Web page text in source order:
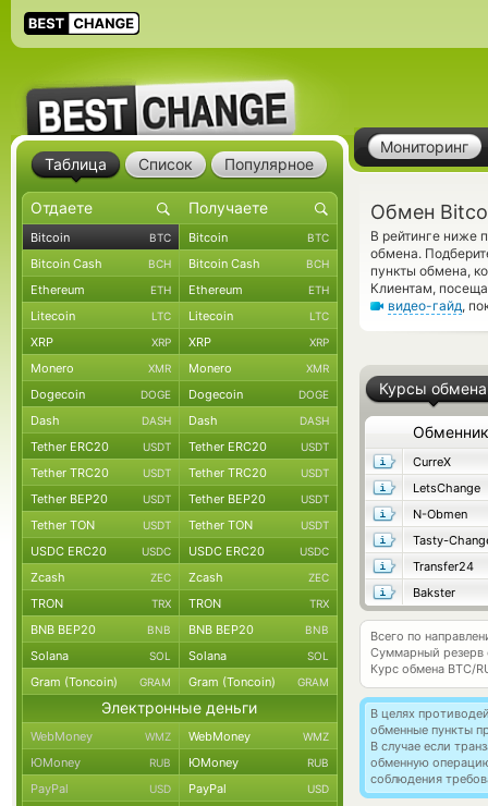
Мониторинг
Обмен
В рейтинге ниже
обмена.
пункты обмена,
Клиентам,
видео-гайд,
Курсы обмена
Обменник
CurreX
LetsChange
N-Obmen
Tasty-
Transfer24
Bakster
Всего по
Суммарный резерв
Курс обмена BTC/
В целях
обменные пункты
В случае если
обменную
соблюдения
Таблица Список Популярное
Bitcoin BTC Bitcoin BTC
Bitcoin Cash BCH Bitcoin Cash BCH
Ethereum ETH Ethereum ETH
Litecoin LTC Litecoin LTC
XRP XRP XRP XRP
Monero XMR Monero XMR
Dogecoin DOGE Dogecoin DOGE
Dash DASH Dash DASH
Tether ERC20 USDT Tether ERC20 USDT
Tether TRC20 USDT Tether TRC20 USDT
Tether BEP20 USDT Tether BEP20 USDT
Tether TON USDT Tether TON USDT
USDC ERC20 USDC USDC ERC20 USDC
Zcash ZEC Zcash ZEC
TRON TRX TRON TRX
BNB BEP20 BNB BNB BEP20 BNB
Solana SOL Solana SOL
Gram (Toncoin) GRAM Gram (Toncoin) GRAM
Электронные деньги
WebMoney WMZ WebMoney WMZ
ЮMoney RUB ЮMoney RUB
PayPal USD PayPal USD